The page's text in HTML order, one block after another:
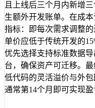
且上线后三个月内新增
生额外开发账单。在成
指标：即每次需求调整
单价应低于传统开发的
优先选择支持标准数据
台，确保资产可迁移。
低代码的灵活溢价与外
通常第14个月即可实现盈